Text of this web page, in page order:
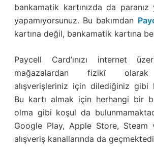
bankamatik kartınızda da
yapamıyorsunuz. Bu bakımdan
kartına değil, bankamatik kartına
Paycell Card’ınızı internet
mağazalardan fizikî olarak
alışverişleriniz için dilediğiniz gibi
Bu kartı almak için herhangi bir
olma gibi koşul da
Google Play, Apple Store, Steam
alışveriş kanallarında da